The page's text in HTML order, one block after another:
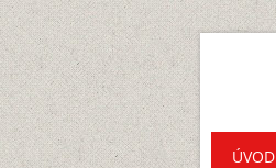
ÚVOD